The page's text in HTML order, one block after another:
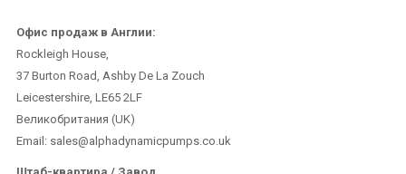
Офис продаж в Англии:
Rockleigh House,
37 Burton Road, Ashby De La Zouch
Leicestershire, LE65 2LF
Великобритания (UK)
Email: sales@alphadynamicpumps.co.uk